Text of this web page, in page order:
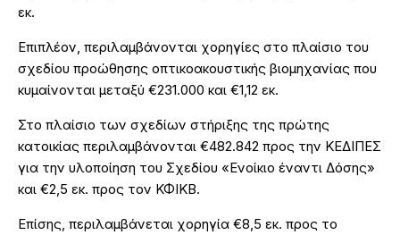
εκ.
Επιπλέον, περιλαμβάνονται χορηγίες στο πλαίσιο του
σχεδίου προώθησης οπτικοακουστικής βιομηχανίας που
κυμαίνονται μεταξύ €231.000 και €1,12 εκ.
Στο πλαίσιο των σχεδίων στήριξης της πρώτης
κατοικίας περιλαμβάνονται €482.842 προς την ΚΕΔΙΠΕΣ
για την υλοποίηση του Σχεδίου «Ενοίκιο έναντι Δόσης»
και €2,5 εκ. προς τον ΚΦΙΚΒ.
Επίσης, περιλαμβάνεται χορηγία €8,5 εκ. προς το